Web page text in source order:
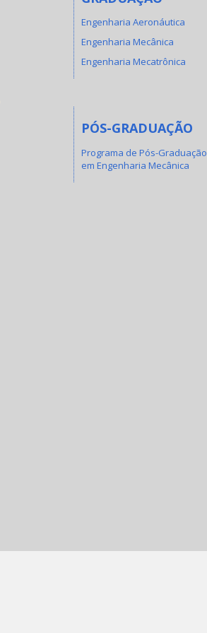
Engenharia Aeronáutica
Engenharia Mecânica
Engenharia Mecatrônica
PÓS-GRADUAÇÃO
Programa de Pós-Graduação
em Engenharia Mecânica